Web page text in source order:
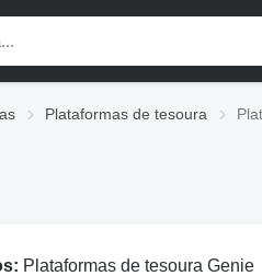
Plataformas de tesoura
Plataformas de tesoura Genie